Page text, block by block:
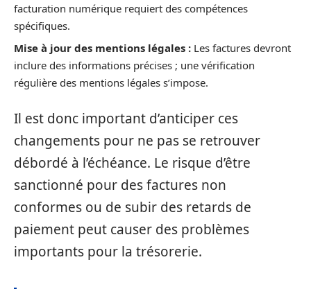
facturation numérique requiert des compétences
spécifiques.
Mise à jour des mentions légales : Les factures devront
inclure des informations précises ; une vérification
régulière des mentions légales s’impose.
Il est donc important d’anticiper ces
changements pour ne pas se retrouver
débordé à l’échéance. Le risque d’être
sanctionné pour des factures non
conformes ou de subir des retards de
paiement peut causer des problèmes
importants pour la trésorerie.